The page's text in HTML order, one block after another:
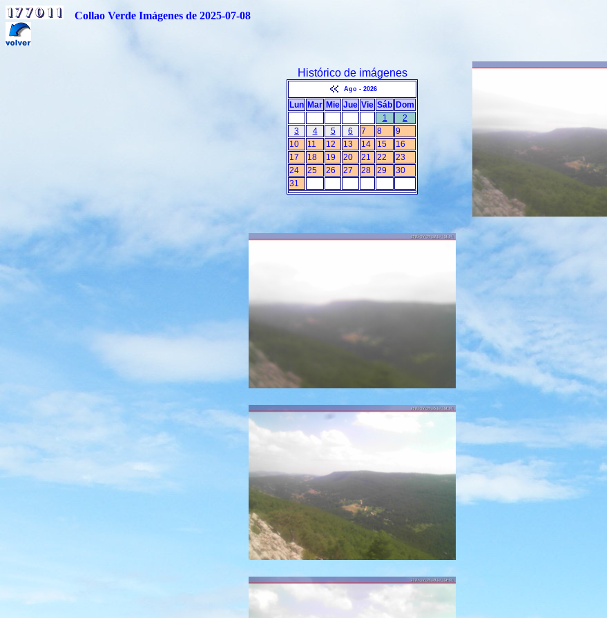
Collao Verde Imágenes de 2025-07-08
Histórico de imágenes
Ago - 2026
Lun Mar Mie Jue Vie Sáb Dom
1
2
3
4 5 6 7 8
9
10
11 12 13 14 15
16
17
18 19 20 21 22
23
24
25 26 27 28 29
30
31